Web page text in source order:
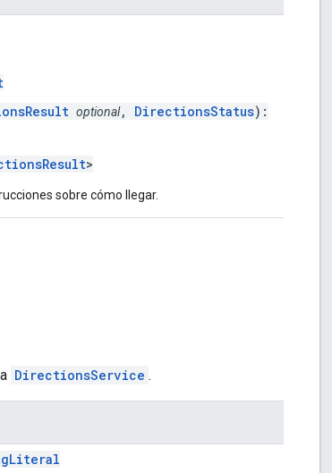
optional, DirectionsStatus):
>
sobre cómo llegar.
DirectionsService .